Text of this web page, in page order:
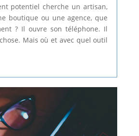
potentiel cherche un artisan,
boutique ou une agence, que
? Il ouvre son téléphone. Il
Mais où et avec quel outil